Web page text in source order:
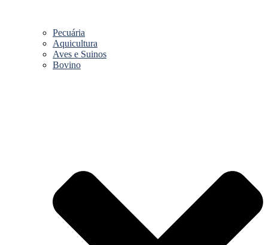
Pecuária
Aquicultura
Aves e Suinos
Bovino